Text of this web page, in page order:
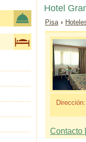
Hotel
Pisa ›
Dirección:
Contacto